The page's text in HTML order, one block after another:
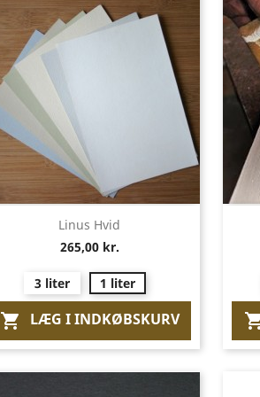
Vis her
Linus Hvid
265,00 kr.
3 liter 1 liter
 LÆG I INDKØBSKURV